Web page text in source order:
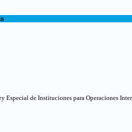
Especial de Instituciones para Operaciones